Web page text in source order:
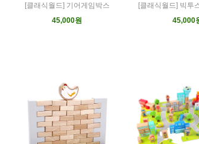
[클래식월드] 기어게임박스
45,000원
[클래식월드] 빅투
45,000